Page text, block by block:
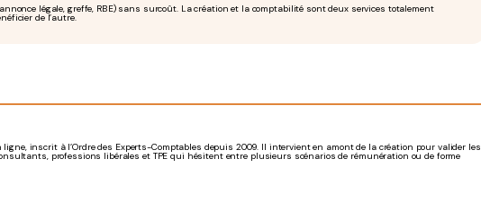
légale, greffe, RBE) sans surcoût. La création et la comptabilité sont deux services totalement
de l’autre.
ligne, inscrit à l’Ordre des Experts-Comptables depuis 2009. Il intervient en amont de la création pour valider les
professions libérales et TPE qui hésitent entre plusieurs scénarios de rémunération ou de forme